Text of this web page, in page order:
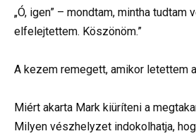
„Ó, igen” – mondtam, mintha tudtam
elfelejtettem. Köszönöm.”
A kezem remegett, amikor letettem
Miért akarta Mark kiüríteni a
Milyen vészhelyzet indokolhatja,